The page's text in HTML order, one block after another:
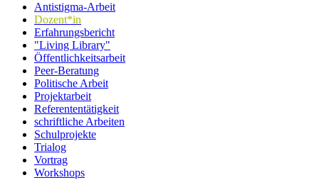
Antistigma-Arbeit
Dozent*in
Erfahrungsbericht
"Living Library"
Öffentlichkeitsarbeit
Peer-Beratung
Politische Arbeit
Projektarbeit
Referententätigkeit
schriftliche Arbeiten
Schulprojekte
Trialog
Vortrag
Workshops